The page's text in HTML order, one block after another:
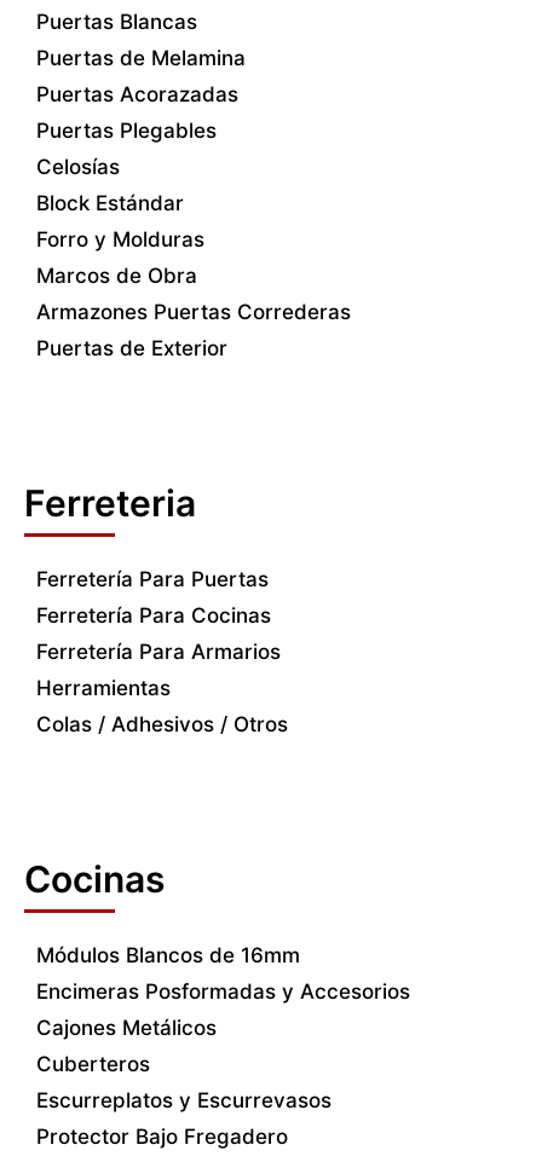
Puertas Blancas
Puertas de Melamina
Puertas Acorazadas
Puertas Plegables
Celosías
Block Estándar
Forro y Molduras
Marcos de Obra
Armazones Puertas Correderas
Puertas de Exterior
Ferreteria
Ferretería Para Puertas
Ferretería Para Cocinas
Ferretería Para Armarios
Herramientas
Colas / Adhesivos / Otros
Cocinas
Módulos Blancos de 16mm
Encimeras Posformadas y Accesorios
Cajones Metálicos
Cuberteros
Escurreplatos y Escurrevasos
Protector Bajo Fregadero